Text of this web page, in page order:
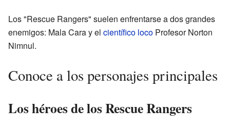
Los "Rescue Rangers" suelen enfrentarse a dos grandes
enemigos: Mala Cara y el científico loco Profesor Norton
Nimnul.
Conoce a los personajes principales
Los héroes de los Rescue Rangers